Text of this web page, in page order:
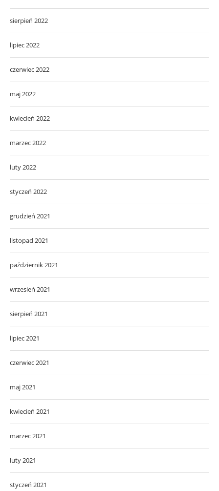
sierpień 2022
lipiec 2022
czerwiec 2022
maj 2022
kwiecień 2022
marzec 2022
luty 2022
styczeń 2022
grudzień 2021
listopad 2021
październik 2021
wrzesień 2021
sierpień 2021
lipiec 2021
czerwiec 2021
maj 2021
kwiecień 2021
marzec 2021
luty 2021
styczeń 2021